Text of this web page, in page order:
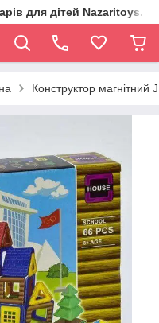
для дітей
Конструктор